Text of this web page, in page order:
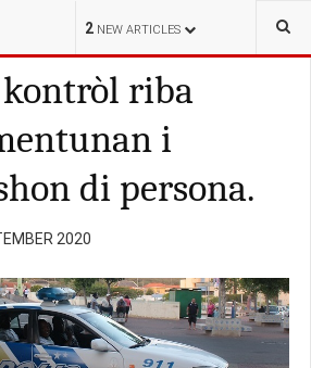
2 NEW ARTICLES
POLITIEK
riba
i
di persona.
2020